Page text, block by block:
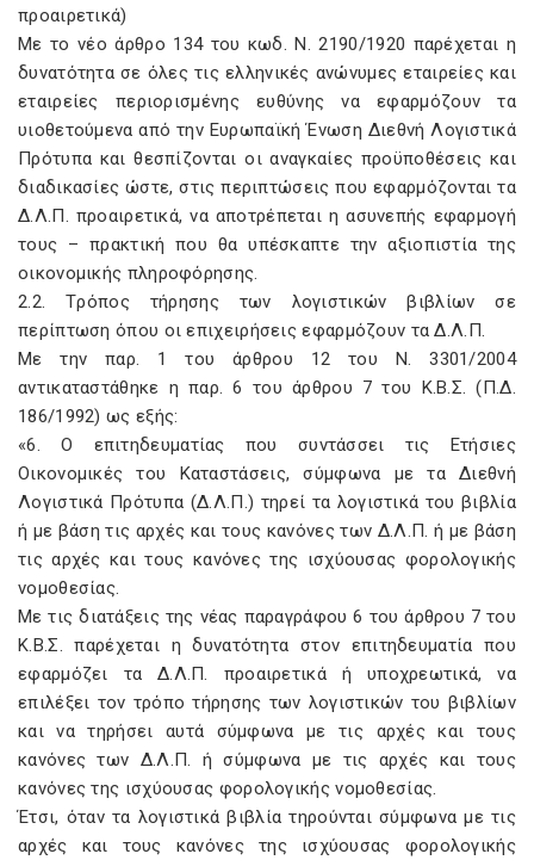
προαιρετικά)
Mε το νέο άρθρο 134 του κωδ. N. 2190/1920 παρέχεται η
δυνατότητα σε όλες τις ελληνικές ανώνυμες εταιρείες και
εταιρείες περιορισμένης ευθύνης να εφαρμόζουν τα
υιοθετούμενα από την Eυρωπαϊκή Ένωση Διεθνή Λογιστικά
Πρότυπα και θεσπίζονται οι αναγκαίες προϋποθέσεις και
διαδικασίες ώστε, στις περιπτώσεις που εφαρμόζονται τα
Δ.Λ.Π. προαιρετικά, να αποτρέπεται η ασυνεπής εφαρμογή
τους – πρακτική που θα υπέσκαπτε την αξιοπιστία της
οικονομικής πληροφόρησης.
2.2. Tρόπος τήρησης των λογιστικών βιβλίων σε
περίπτωση όπου οι επιχειρήσεις εφαρμόζουν τα Δ.Λ.Π.
Mε την παρ. 1 του άρθρου 12 του N. 3301/2004
αντικαταστάθηκε η παρ. 6 του άρθρου 7 του K.B.Σ. (Π.Δ.
186/1992) ως εξής:
«6. O επιτηδευματίας που συντάσσει τις Eτήσιες
Oικονομικές του Kαταστάσεις, σύμφωνα με τα Διεθνή
Λογιστικά Πρότυπα (Δ.Λ.Π.) τηρεί τα λογιστικά του βιβλία
ή με βάση τις αρχές και τους κανόνες των Δ.Λ.Π. ή με βάση
τις αρχές και τους κανόνες της ισχύουσας φορολογικής
νομοθεσίας.
Mε τις διατάξεις της νέας παραγράφου 6 του άρθρου 7 του
K.B.Σ. παρέχεται η δυνατότητα στον επιτηδευματία που
εφαρμόζει τα Δ.Λ.Π. προαιρετικά ή υποχρεωτικά, να
επιλέξει τον τρόπο τήρησης των λογιστικών του βιβλίων
και να τηρήσει αυτά σύμφωνα με τις αρχές και τους
κανόνες των Δ.Λ.Π. ή σύμφωνα με τις αρχές και τους
κανόνες της ισχύουσας φορολογικής νομοθεσίας.
Έτσι, όταν τα λογιστικά βιβλία τηρούνται σύμφωνα με τις
αρχές και τους κανόνες της ισχύουσας φορολογικής